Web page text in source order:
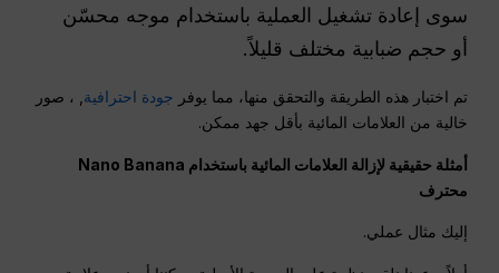
سوى إعادة تشغيل العملية باستخدام موجه محسّن
أو حجم ضبابية مختلف قليلاً.
تم اختبار هذه الطريقة والتحقق منها، مما يوفر جودة احترافية, ، صور
خالية من العلامات المائية بأقل جهد ممكن.
أمثلة حقيقية لإزالة العلامات المائية باستخدام Nano Banana
محترف
إليك مثال عملي.